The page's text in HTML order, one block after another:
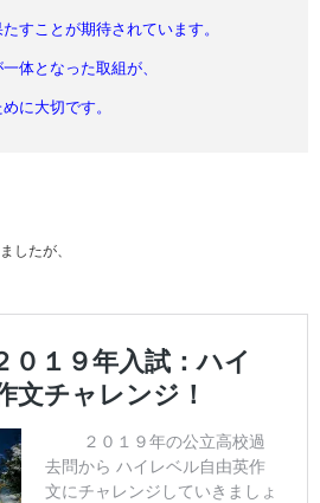
とが期待されています。
体となった取組が、
に大切です。
したが、